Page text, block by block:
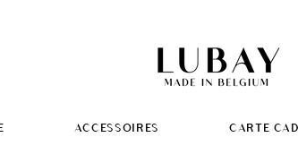
ACCESSOIRES CARTE